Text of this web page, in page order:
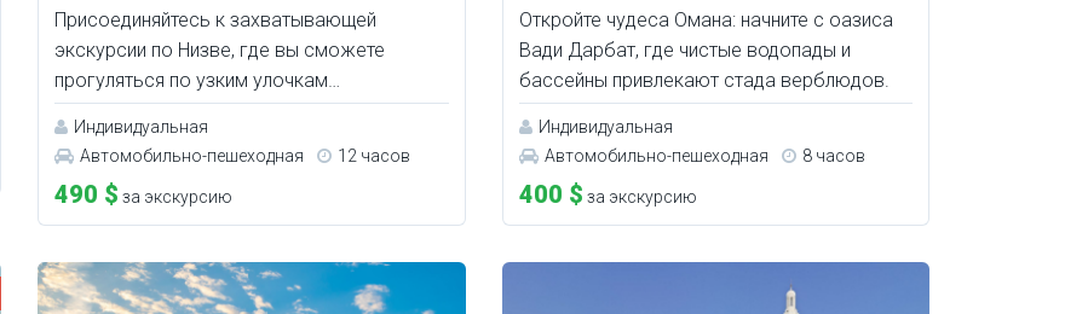
Присоединяйтесь к захватывающей
экскурсии по Низве, где вы сможете
прогуляться по узким улочкам…
Индивидуальная
Автомобильно-пешеходная
12 часов
490 $ за экскурсию
Откройте чудеса Омана: начните с оазиса
Вади Дарбат, где чистые водопады и
бассейны привлекают стада верблюдов.
Индивидуальная
Автомобильно-пешеходная
8 часов
400 $ за экскурсию